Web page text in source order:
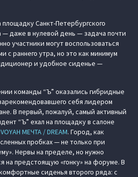
Санкт-Петербургского
даже в нулевой день — задача почти
участники могут воспользоваться
с раннего утра, но это как минимум
и удобное сиденье —
команды “Ъ” оказались гибридные
себя лидером
В первый, пожалуй, самый активный
“Ъ” ехал на площадку в салоне
VOYAH МЕЧТА / DREAM. Город, как
пробках — не только при
Нервы на пределе, но нужно
на предстоящую «гонку» на форуме. В
сиденья второго ряда: с